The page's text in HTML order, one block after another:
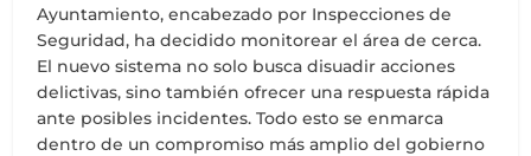
Ayuntamiento, encabezado por Inspecciones de
Seguridad, ha decidido monitorear el área de cerca.
El nuevo sistema no solo busca disuadir acciones
delictivas, sino también ofrecer una respuesta rápida
ante posibles incidentes. Todo esto se enmarca
dentro de un compromiso más amplio del gobierno